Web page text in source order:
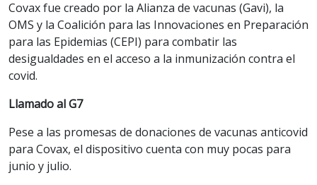
Covax fue creado por la Alianza de vacunas (Gavi), la
OMS y la Coalición para las Innovaciones en Preparación
para las Epidemias (CEPI) para combatir las
desigualdades en el acceso a la inmunización contra el
covid.
Llamado al G7
Pese a las promesas de donaciones de vacunas anticovid
para Covax, el dispositivo cuenta con muy pocas para
junio y julio.